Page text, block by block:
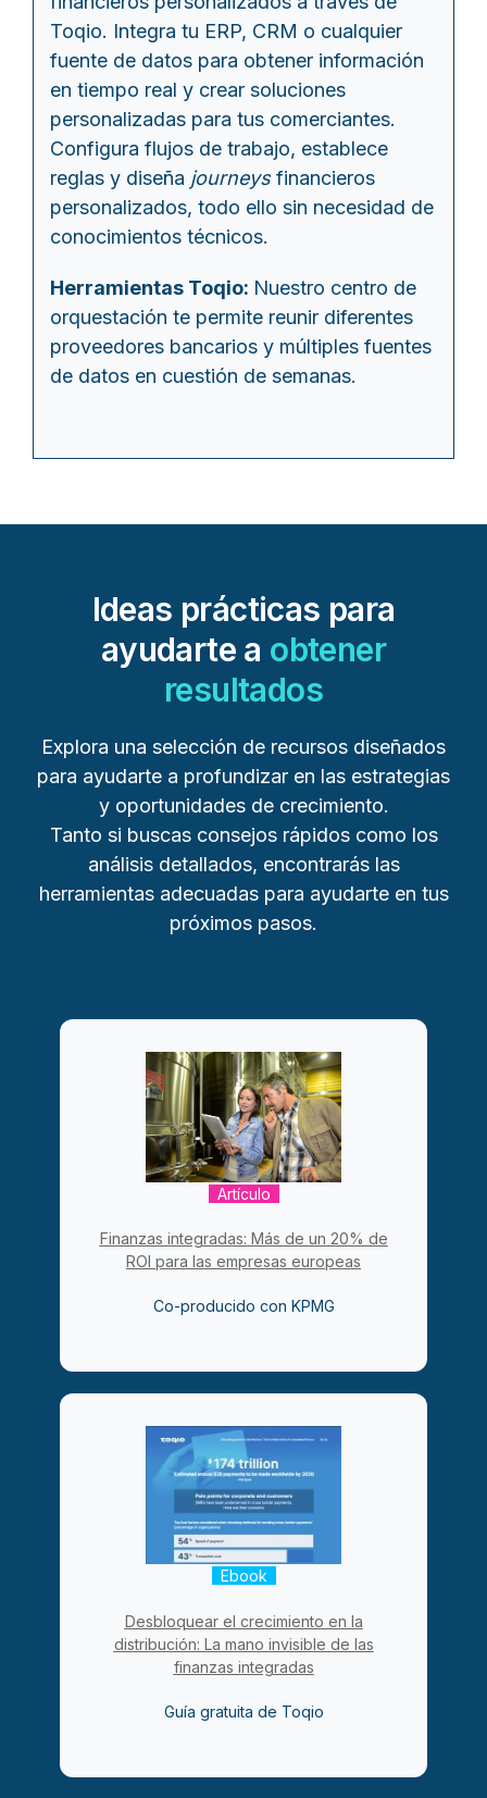
Toqio. Integra tu ERP, CRM o cualquier
fuente de datos para obtener información
en tiempo real y crear soluciones
personalizadas para tus comerciantes.
Configura flujos de trabajo, establece
reglas y diseña journeysfinancieros
personalizados, todo ello sin necesidad de
conocimientos técnicos.
Herramientas Toqio: Nuestro centro de
orquestación te permite reunir diferentes
proveedores bancarios y múltiples fuentes
de datos en cuestión de semanas.
Ideas prácticas para
ayudarte a obtener
resultados
Explora una selección de recursos diseñados
para ayudarte a profundizar en las estrategias
y oportunidades de crecimiento.
Tanto si buscas consejos rápidos como los
análisis detallados, encontrarás las
herramientas adecuadas para ayudarte en tus
próximos pasos.
Artículo
Finanzas integradas: Más de un 20% de
ROI para las empresas europeas
Co-producido con KPMG
Ebook
Desbloquear el crecimiento en la
distribución: La mano invisible de las
finanzas integradas
Guía gratuita de Toqio